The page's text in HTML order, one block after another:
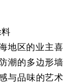
地区的业主喜
潮的多边形墙
与品味的艺术